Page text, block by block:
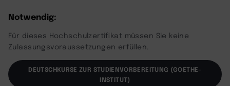
Notwendig:
Für dieses Hochschulzertifikat müssen Sie keine
Zulassungsvoraussetzungen erfüllen.
DEUTSCHKURSE ZUR STUDIENVORBEREITUNG (GOETHE-
INSTITUT)